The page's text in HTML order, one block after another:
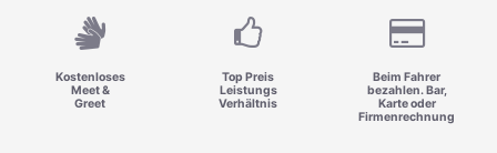
Kostenloses
Meet &
Greet
Top Preis
Leistungs
Verhältnis
Beim Fahrer
bezahlen. Bar,
Karte oder
Firmenrechnung